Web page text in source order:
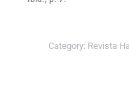
Category: Revista